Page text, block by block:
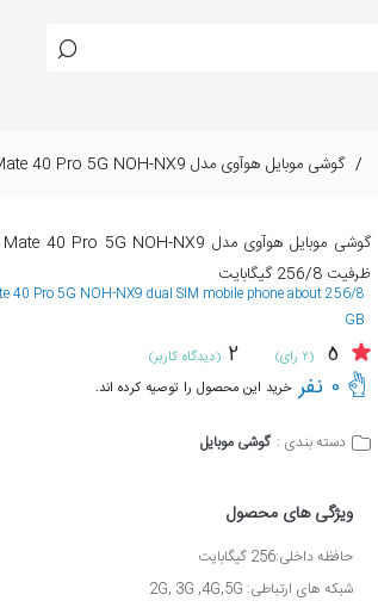
گوشی موبایل هوآوی مدل Mate 40 Pro 5G NOH-NX9 دو سیم کارت ظرفیت 256/8 گیگابایت
ظرفیت 256/8 گیگابایت
40 Pro 5G NOH-NX9 dual SIM mobile phone about 256/8
GB
(2 رای) 2 (دیدگاه کاربر)
0 نفر خرید این محصول را توصیه کرده اند.
دسته بندی : گوشی موبایل
ویژگی های محصول
حافظه داخلی:256 گیگابایت
شبکه های ارتباطی: 2G, 3G ,4G,5G